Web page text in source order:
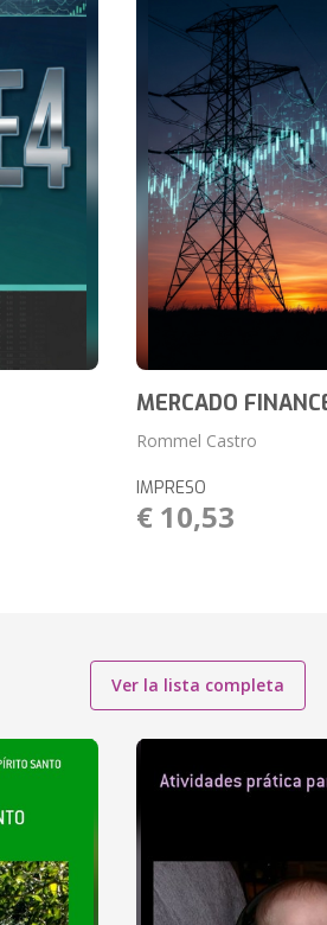
MERCADO
Rommel Castro
IMPRESO
€ 10,53
Ver la lista completa